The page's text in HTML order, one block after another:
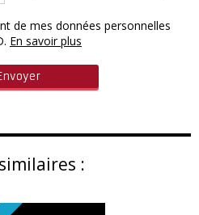
:
de mes données personnelles
En savoir plus